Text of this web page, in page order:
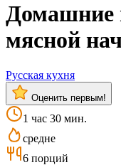
Домашние
мясной
Русская кухня
Оценить первым!
1 час 30 мин.
средне
6 порций